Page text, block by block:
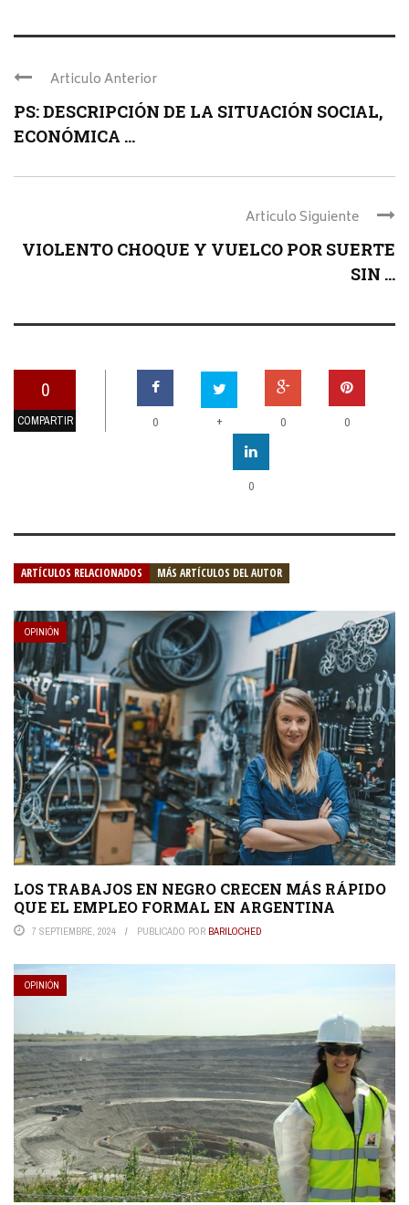
Articulo Anterior
PS: DESCRIPCIÓN DE LA SITUACIÓN SOCIAL,
ECONÓMICA ...
Articulo Siguiente
VIOLENTO CHOQUE Y VUELCO POR SUERTE
SIN ...
0
COMPARTIR 0 + 0 0
0
ARTÍCULOS RELACIONADOS MÁS ARTÍCULOS DEL AUTOR
OPINIÓN
LOS TRABAJOS EN NEGRO CRECEN MÁS RÁPIDO
QUE EL EMPLEO FORMAL EN ARGENTINA
7 SEPTIEMBRE, 2024 PUBLICADO POR BARILOCHED
OPINIÓN